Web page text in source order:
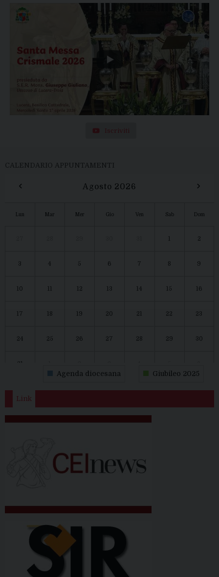
Iscriviti
CALENDARIO APPUNTAMENTI
‹ Agosto 2026 ›
Lun Mar Mer Gio Ven Sab Dom
2
3 4 5 6 7 8 9
10 12 13 14 15 16
17 18 19 20 21 22 23
24 25 26 27 28 29 30
31
Agenda diocesana Giubileo 2025
Link